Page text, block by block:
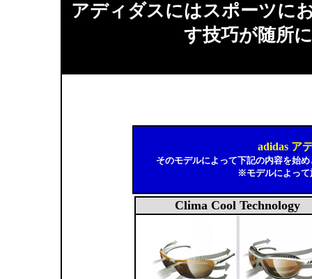
アディダスにはスポーツに
す技巧が随所
adidas ア
そのモデルによって下記の内容を始
※モデルによって
Clima Cool Technology